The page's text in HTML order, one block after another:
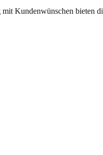
Kundenwünschen bieten